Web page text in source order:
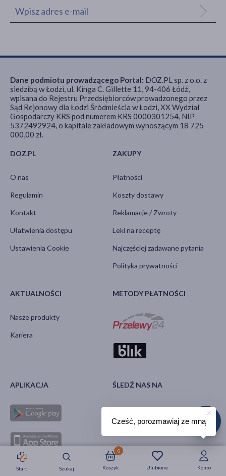
Strefa okazji Nowości Krótkie daty
Start Szukaj Ulubione
Koszyk
0
Konto
DOZ.PL
O nas
Regulamin
Kontakt
Ułatwienia dostępu
Ustawienia Cookie
ZAKUPY
Płatności
Koszty dostawy
Reklamacje / Zwroty
Leki na receptę
Najczęściej zadawane pytania
Polityka prywatności
AKTUALNOŚCI
Nasze produkty
Kariera
METODY PŁATNOŚCI
APLIKACJA ŚLEDŹ NAS NA
Dane podmiotu prowadzącego Portal: DOZ.PL sp. z o.o. z
siedzibą w Łodzi, ul. Kinga C. Gillette 11, 94-406 Łódź,
wpisana do Rejestru Przedsiębiorców prowadzonego przez
Sąd Rejonowy dla Łodzi Śródmieścia w Łodzi, XX Wydział
Gospodarczy KRS pod numerem KRS 0000301254, NIP
5372492924, o kapitale zakładowym wynoszącym 18 725
000,00 zł.
Cześć, porozmawiaj ze mną